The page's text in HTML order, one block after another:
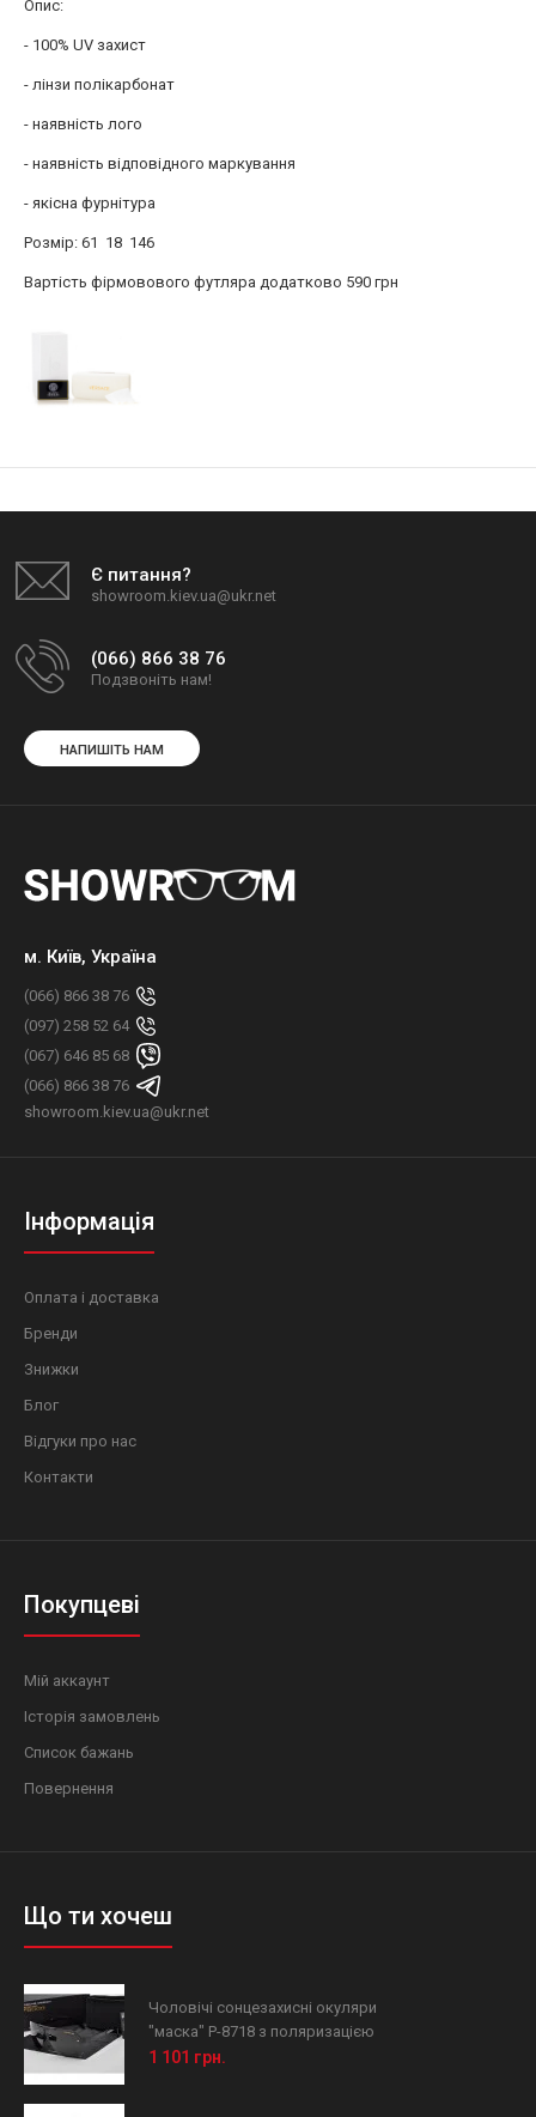
Опис:
- 100% UV захист
- лінзи полікарбонат
- наявність лого
- наявність відповідного маркування
- якісна фурнітура
Розмір: 61 18 146
Вартість фірмовового футляра додатково 590 грн
Є питання?
showroom.kiev.ua@ukr.net
(066) 866 38 76
Подзвоніть нам!
НАПИШІТЬ НАМ
м. Київ, Україна
(066) 866 38 76
(097) 258 52 64
(067) 646 85 68
(066) 866 38 76
showroom.kiev.ua@ukr.net
Інформація
Оплата і доставка
Бренди
Знижки
Блог
Відгуки про нас
Контакти
Покупцеві
Мій аккаунт
Історія замовлень
Список бажань
Повернення
Що ти хочеш
Чоловічі сонцезахисні окуляри
"маска" P-8718 з поляризацією
1 101 грн.